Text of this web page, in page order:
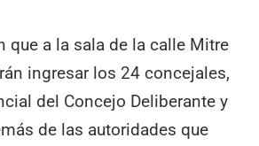
que a la sala de la calle Mitre
ingresar los 24 concejales,
del Concejo Deliberante y
de las autoridades que